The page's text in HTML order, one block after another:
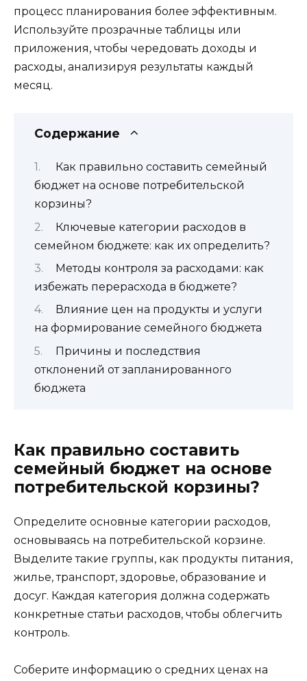
процесс планирования более эффективным.
Используйте прозрачные таблицы или
приложения, чтобы чередовать доходы и
расходы, анализируя результаты каждый
месяц.
Содержание
Как правильно составить семейный
бюджет на основе потребительской
корзины?
Ключевые категории расходов в
семейном бюджете: как их определить?
Методы контроля за расходами: как
избежать перерасхода в бюджете?
Влияние цен на продукты и услуги
на формирование семейного бюджета
Причины и последствия
отклонений от запланированного
бюджета
Как правильно составить
семейный бюджет на основе
потребительской корзины?
Определите основные категории расходов,
основываясь на потребительской корзине.
Выделите такие группы, как продукты питания,
жилье, транспорт, здоровье, образование и
досуг. Каждая категория должна содержать
конкретные статьи расходов, чтобы облегчить
контроль.
Соберите информацию о средних ценах на